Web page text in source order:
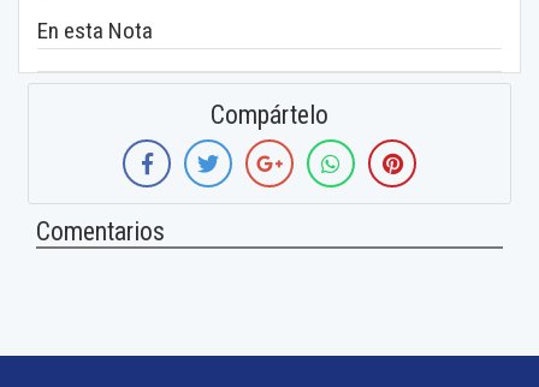
En esta Nota
Compártelo
Comentarios